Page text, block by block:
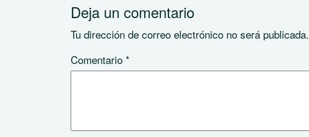
Deja un comentario
Tu dirección de correo electrónico no será publicada.
Comentario *